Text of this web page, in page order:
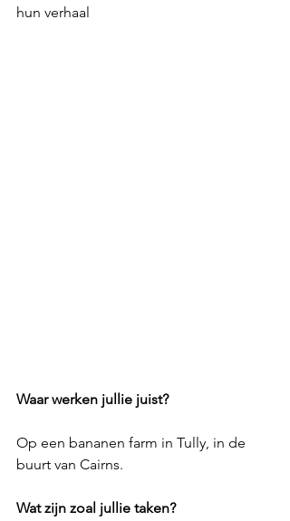
hun verhaal
Waar werken jullie juist?
Op een bananen farm in Tully, in de
buurt van Cairns.
Wat zijn zoal jullie taken?